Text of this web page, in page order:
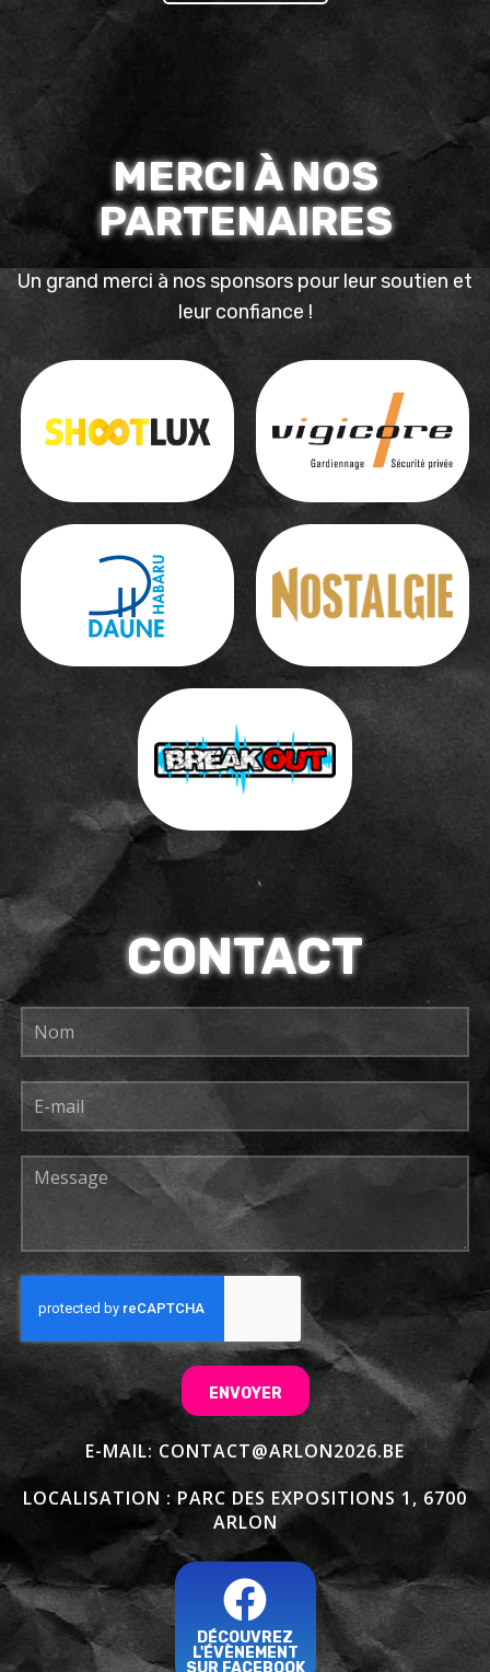
MERCI À NOS
PARTENAIRES
Un grand merci à nos sponsors pour leur soutien et
leur confiance !
CONTACT
E-MAIL: CONTACT@ARLON2026.BE
LOCALISATION : PARC DES EXPOSITIONS 1, 6700
ARLON
DÉCOUVREZ
L'ÉVÈNEMENT
ENVOYER